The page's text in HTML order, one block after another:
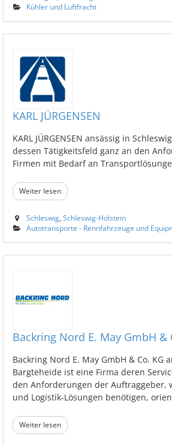
Kühler und Luftfracht
KARL JÜRGENSEN
KARL JÜRGENSEN ansässig in
dessen Tätigkeitsfeld ganz an den
Firmen mit Bedarf an
Weiter lesen
Schleswig Schleswig-Holstein
Autotransporte - Rennfahrzeuge und
Backring Nord E. May GmbH &
Backring Nord E. May GmbH & Co. KG
Bargteheide ist eine Firma deren
den Anforderungen der Auftraggeber,
und Logistik-Lösungen benötigen,
Weiter lesen